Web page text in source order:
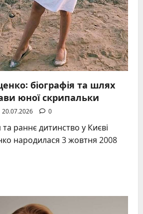
біографія та шлях
юної скрипальки
20.07.2026 0
раннє дитинство у Києві
народилася 3 жовтня 2008